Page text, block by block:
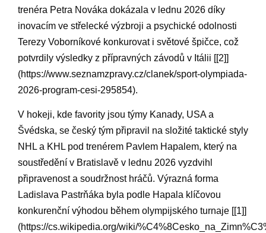
trenéra Petra Nováka dokázala ‍v ⁣lednu 2026 díky‍
inovacím ve střelecké výzbroji a psychické odolnosti
Terezy Voborníkové konkurovat i ‌světové špičce, což
potvrdily výsledky z přípravných závodů ⁣v ⁢Itálii [[2]]
(https://www.seznamzpravy.cz/clanek/sport-olympiada-
2026-program-cesi-295854).
V hokeji, kde favority ⁢jsou​ týmy ​Kanady, USA a
Švédska, se český tým připravil na složité taktické styly
NHL a KHL⁢ pod​ trenérem Pavlem Hapalem, ‌který na
soustředění ‍v Bratislavě v lednu 2026 vyzdvihl
připravenost a soudržnost‌ hráčů. Výrazná ⁣forma
Ladislava‍ Pastrňáka ​byla podle Hapala ‍klíčovou
konkurenční výhodou během olympijského turnaje [[1]]
(https://cs.wikipedia.org/wiki/